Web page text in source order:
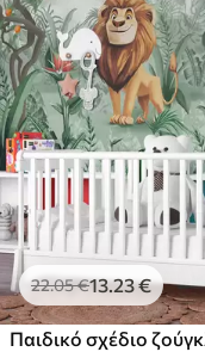
22.05€13.23€